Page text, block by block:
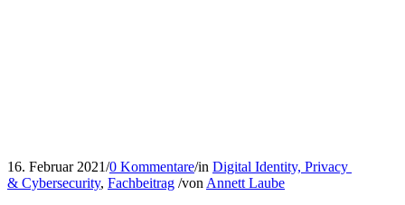
16. Februar 2021/0 Kommentare/in Digital Identity, Privacy
& Cybersecurity, Fachbeitrag /von Annett Laube